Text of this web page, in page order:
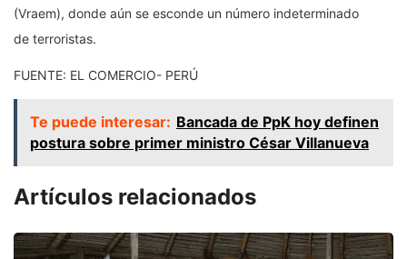
(Vraem), donde aún se esconde un número indeterminado
de terroristas.
FUENTE: EL COMERCIO- PERÚ
Te puede interesar: Bancada de PpK hoy definen
postura sobre primer ministro César Villanueva
Artículos relacionados